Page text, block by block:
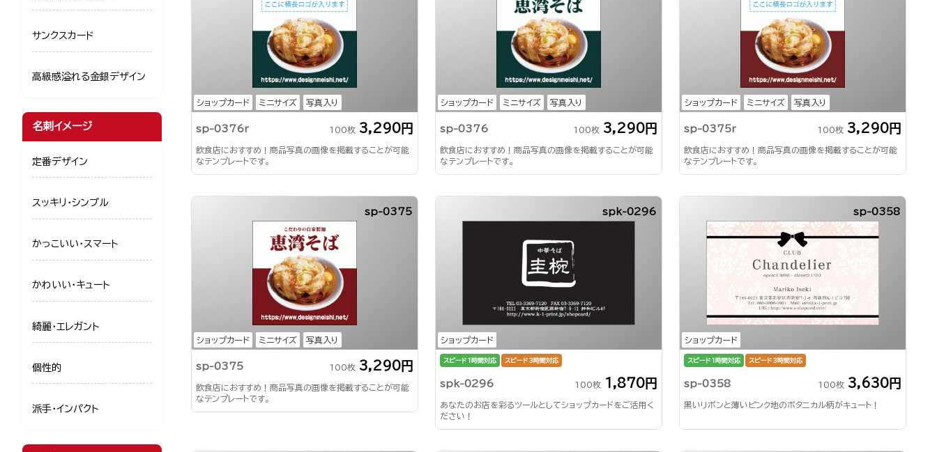
ショップカード ミニサイズ 写真入り
sp-0376r 100枚 3,290円
飲食店におすすめ！商品写真の画像を掲載することが可能
なテンプレートです。
ショップカード ミニサイズ 写真入り
sp-0376 100枚 3,290円
飲食店におすすめ！商品写真の画像を掲載することが可能
なテンプレートです。
ショップカード ミニサイズ 写真入り
sp-0375r 100枚 3,290円
飲食店におすすめ！商品写真の画像を掲載することが可能
なテンプレートです。
ショップカード ミニサイズ 写真入り
sp-0375
sp-0375 100枚 3,290円
飲食店におすすめ！商品写真の画像を掲載することが可能
なテンプレートです。
ショップカード
spk-0296
スピード1時間対応 スピード3時間対応
spk-0296 100枚 1,870円
あなたのお店を彩るツールとしてショップカードをご活用く
ださい！
ショップカード
sp-0358
スピード1時間対応 スピード3時間対応
sp-0358 100枚 3,630円
黒いリボンと薄いピンク地のボタニカル柄がキュート！
サンクスカード
高級感溢れる金銀デザイン
名刺イメージ
定番デザイン
スッキリ・シンプル
かっこいい・スマート
かわいい・キュート
綺麗・エレガント
個性的
派手・インパクト